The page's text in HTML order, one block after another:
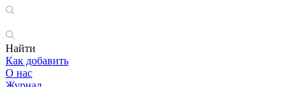
Найти
Как добавить
О нас